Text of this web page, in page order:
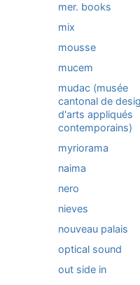
mer. books
mix
mousse
mucem
mudac (musée
cantonal de
d'arts appliqués
contemporains)
myriorama
naima
nero
nieves
nouveau palais
optical sound
out side in